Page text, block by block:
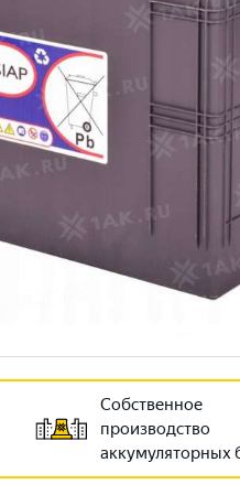
Собственное
производство
аккумуляторных